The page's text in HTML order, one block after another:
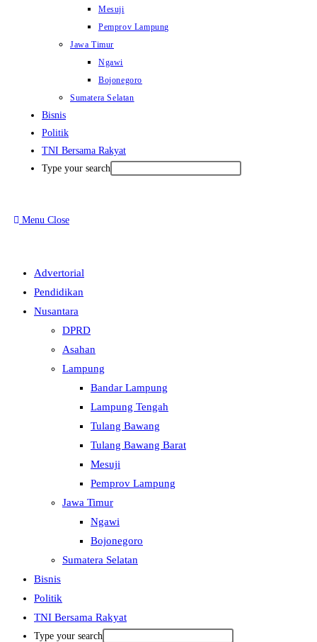
Mesuji
Pemprov Lampung
Jawa Timur
Ngawi
Bojonegoro
Sumatera Selatan
Bisnis
Politik
TNI Bersama Rakyat
Type your search
Menu Close
Advertorial
Pendidikan
Nusantara
DPRD
Asahan
Lampung
Bandar Lampung
Lampung Tengah
Tulang Bawang
Tulang Bawang Barat
Mesuji
Pemprov Lampung
Jawa Timur
Ngawi
Bojonegoro
Sumatera Selatan
Bisnis
Politik
TNI Bersama Rakyat
Type your search